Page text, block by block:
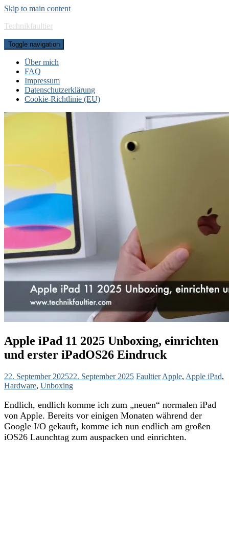
Skip to main content
Technikfaultier
Toggle navigation
Über mich
FAQ
Impressum
Datenschutzerklärung
Cookie-Richtlinie (EU)
Apple iPad 11 2025 Unboxing, einrichten
und erster iPadOS26 Eindruck
22. September 202522. September 2025 Faultier Apple, Apple iPad,
Hardware, Unboxing
Endlich, endlich komme ich zum „neuen“ normalen iPad
von Apple. Bereits vor einigen Monaten während der
Google I/O gekauft, komme ich nun endlich am großen
iOS26 Launchtag zum auspacken und einrichten.